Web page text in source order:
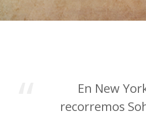
En New
recorremos